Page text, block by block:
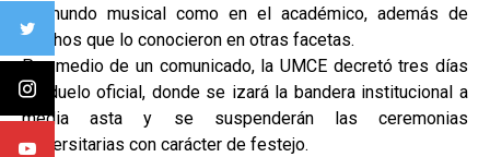
el mundo musical como en el académico, además de
muchos que lo conocieron en otras facetas.
Por medio de un comunicado, la UMCE decretó tres días
de duelo oficial, donde se izará la bandera institucional a
media asta y se suspenderán las ceremonias
universitarias con carácter de festejo.